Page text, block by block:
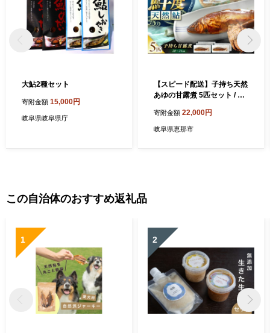
大鮎2種セット
寄附金額 15,000円
岐阜県岐阜県庁
【スピード配送】子持ち天然
あゆの甘露煮 5匹セット / 天
鮎 天然 子持ち 天然鮎 子持ち
あゆ 高級魚 和食 おかず ご飯
寄附金額 22,000円
岐阜県恵那市
この自治体のおすすめ返礼品
1 2